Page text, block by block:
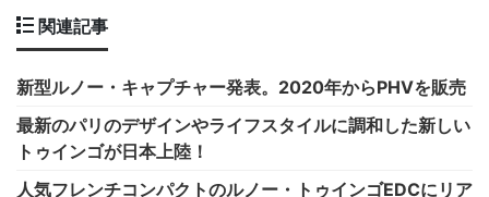
関連記事
新型ルノー・キャプチャー発表。2020年からPHVを販売
最新のパリのデザインやライフスタイルに調和した新しい
トゥインゴが日本上陸！
人気フレンチコンパクトのルノー・トゥインゴEDCにリア